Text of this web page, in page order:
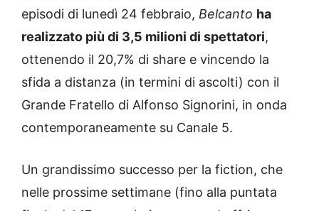
episodi di lunedì 24 febbraio, Belcanto ha
realizzato più di 3,5 milioni di spettatori,
ottenendo il 20,7% di share e vincendo la
sfida a distanza (in termini di ascolti) con il
Grande Fratello di Alfonso Signorini, in onda
contemporaneamente su Canale 5.
Un grandissimo successo per la fiction, che
nelle prossime settimane (fino alla puntata